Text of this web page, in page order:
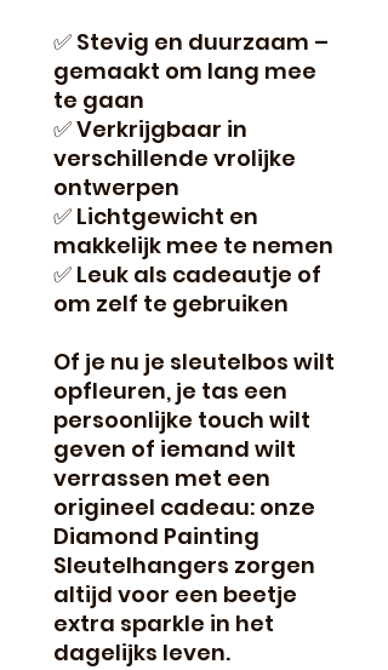
✅ Stevig en duurzaam –
gemaakt om lang mee
te gaan
✅ Verkrijgbaar in
verschillende vrolijke
ontwerpen
✅ Lichtgewicht en
makkelijk mee te nemen
✅ Leuk als cadeautje of
om zelf te gebruiken
Of je nu je sleutelbos wilt
opfleuren, je tas een
persoonlijke touch wilt
geven of iemand wilt
verrassen met een
origineel cadeau: onze
Diamond Painting
Sleutelhangers zorgen
altijd voor een beetje
extra sparkle in het
dagelijks leven.